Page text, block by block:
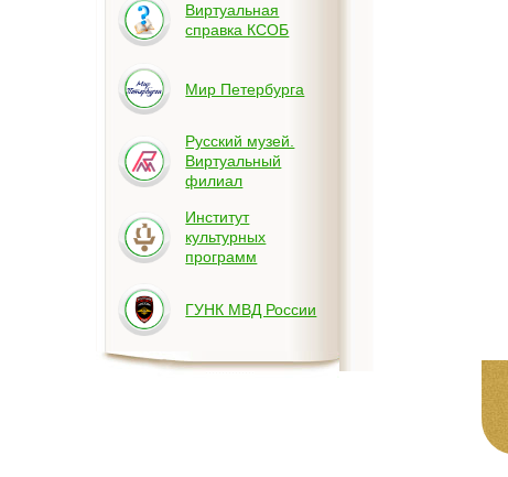
Виртуальная
справка КСОБ
Мир Петербурга
Русский музей.
Виртуальный
филиал
Институт
культурных
программ
ГУНК МВД России